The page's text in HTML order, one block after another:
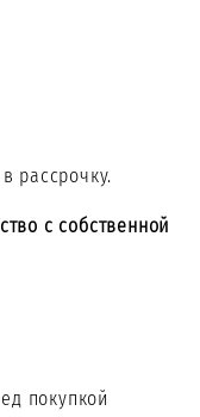
рассрочку.
с собственной
покупкой